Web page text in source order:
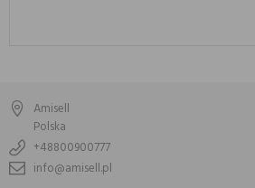
Amisell
Polska
+48800900777
info@amisell.pl